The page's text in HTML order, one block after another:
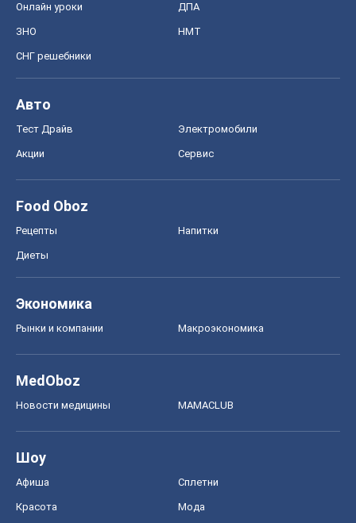
Онлайн уроки ДПА
ЗНО НМТ
СНГ решебники
Авто
Тест Драйв Электромобили
Акции Сервис
Food Oboz
Рецепты Напитки
Диеты
Экономика
Рынки и компании Mакроэкономика
MedOboz
Новости медицины MAMACLUB
Шоу
Афиша Сплетни
Красота Мода